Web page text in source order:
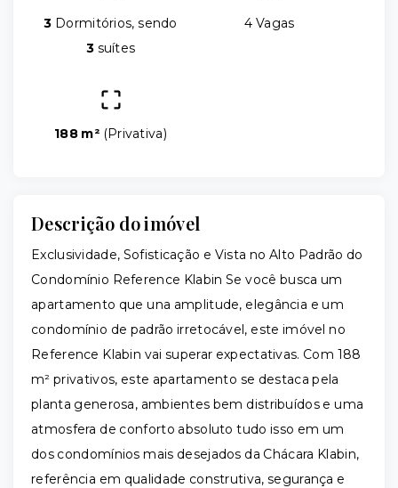
3 Dormitórios, sendo
3suítes
4 Vagas
188 m² (Privativa)
Descrição do imóvel
Exclusividade, Sofisticação e Vista no Alto Padrão do
Condomínio Reference Klabin Se você busca um
apartamento que una amplitude, elegância e um
condomínio de padrão irretocável, este imóvel no
Reference Klabin vai superar expectativas. Com 188
m² privativos, este apartamento se destaca pela
planta generosa, ambientes bem distribuídos e uma
atmosfera de conforto absoluto tudo isso em um
dos condomínios mais desejados da Chácara Klabin,
referência em qualidade construtiva, segurança e